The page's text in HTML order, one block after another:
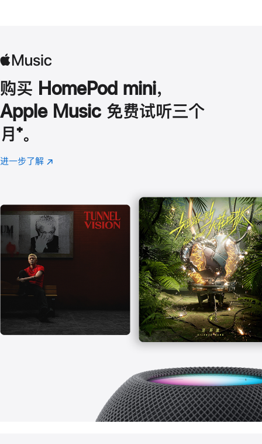
购买 HomePod mini，
Apple Music 免费试听三个
月 脚
注
⁺。
进一步了解 Apple
(在
口
中
打
开)